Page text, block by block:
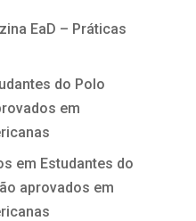
EaD – Práticas
do Polo
em
em Estudantes do
aprovados em